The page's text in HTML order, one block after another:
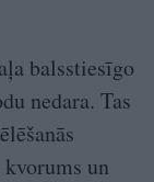
balsstiesīgo
nedara. Tas
un